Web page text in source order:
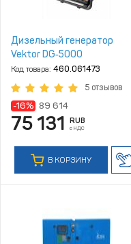
Дизельный генератор
Vektor DG‑5000
Код товара: 460.061473
5 отзывов
-16% 89 614
75 131 RUB
с НДС
В КОРЗИНУ